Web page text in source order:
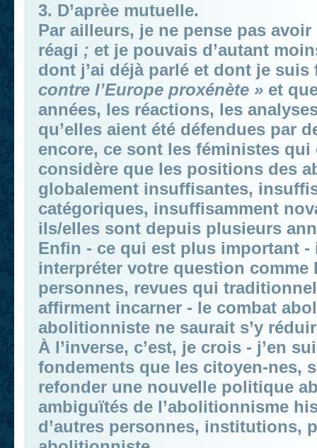
3. D’aprèe mutuelle.
Par ailleurs, je ne pense pas
réagi ; et je pouvais d’autant
dont j’ai déjà parlé et dont je
contre l’Europe proxénète » et
années, les réactions, les
qu’elles aient été défendues par
encore, ce sont les féministes
considère que les positions des
globalement insuffisantes,
catégoriques, insuffisamment
ils/elles sont depuis plusieurs
Enfin - ce qui est plus important -
interpréter votre question
personnes, revues qui
affirment incarner - le combat
abolitionniste ne saurait s’y
À l’inverse, c’est, je crois - j’en
fondements que les citoyen-nes,
refonder une nouvelle politique
ambiguïtés de l’abolitionnisme
d’autres personnes, institutions,